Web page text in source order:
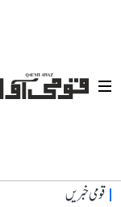
قومی خبریں